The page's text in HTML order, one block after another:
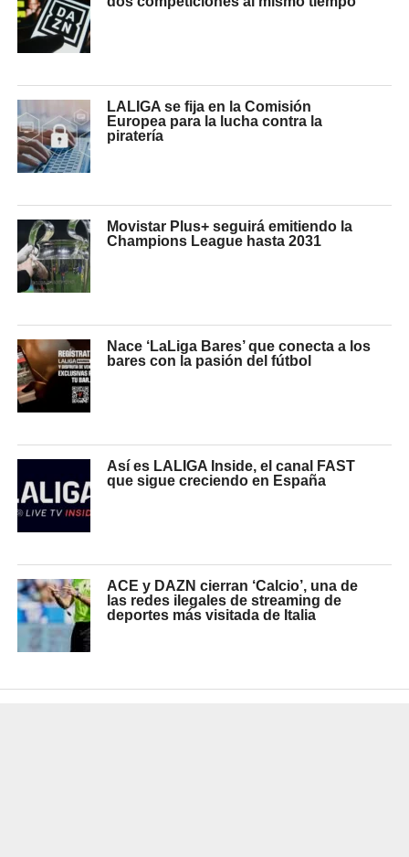
LALIGA se fija en la Comisión
Europea para la lucha contra la
piratería
Movistar Plus+ seguirá emitiendo la
Champions League hasta 2031
Nace ‘LaLiga Bares’ que conecta a los
bares con la pasión del fútbol
Así es LALIGA Inside, el canal FAST
que sigue creciendo en España
ACE y DAZN cierran ‘Calcio’, una de
las redes ilegales de streaming de
deportes más visitada de Italia